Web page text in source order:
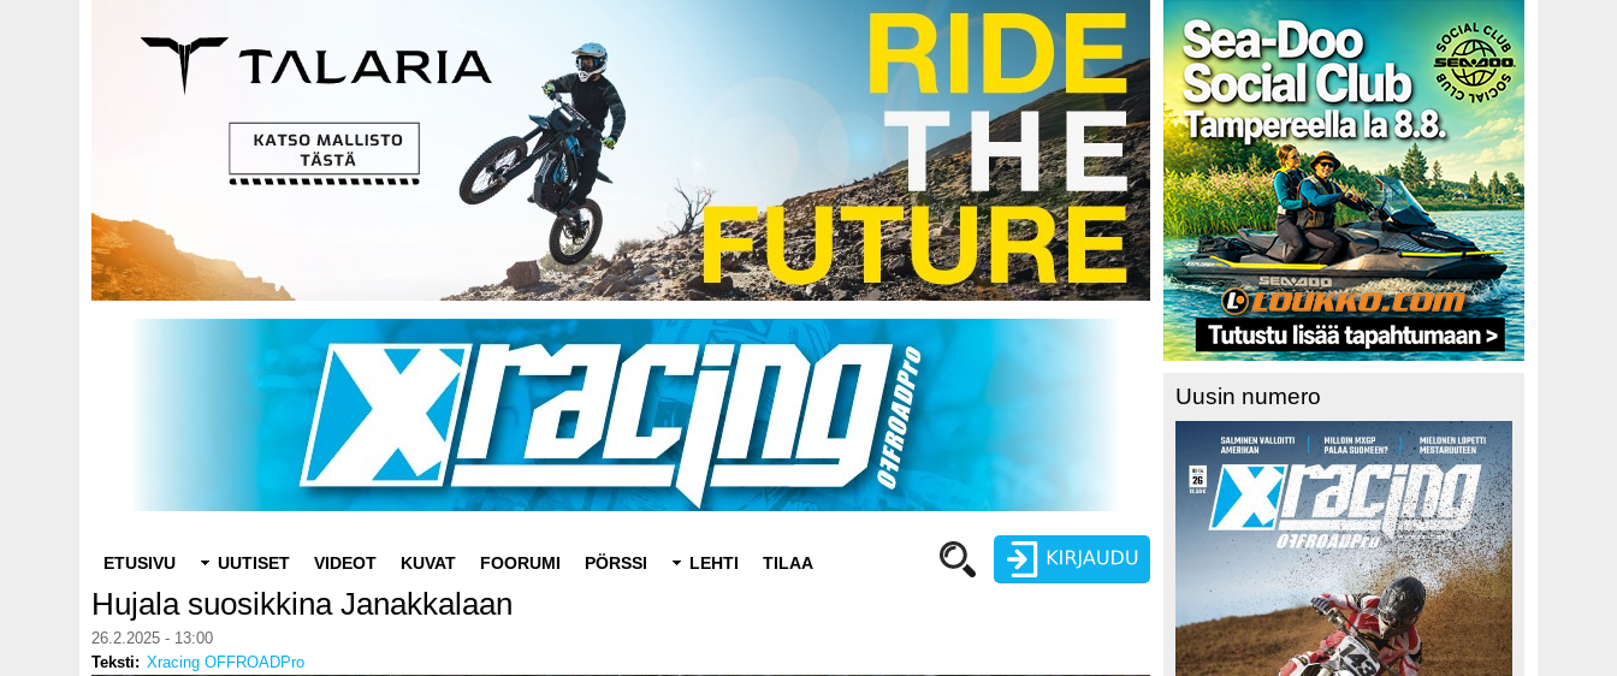
navigation
ETUSIVU UUTISET VIDEOT KUVAT FOORUMI PÖRSSI LEHTI TILAA
Hujala suosikkina Janakkalaan
26.2.2025 - 13:00
Teksti
Xracing OFFROADPro
Uusin numero